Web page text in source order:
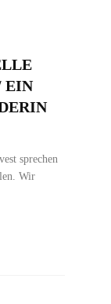
EIN
sprechen
Wir